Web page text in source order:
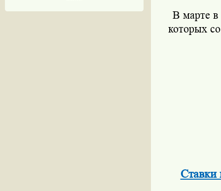
В марте в
которых
Ставки